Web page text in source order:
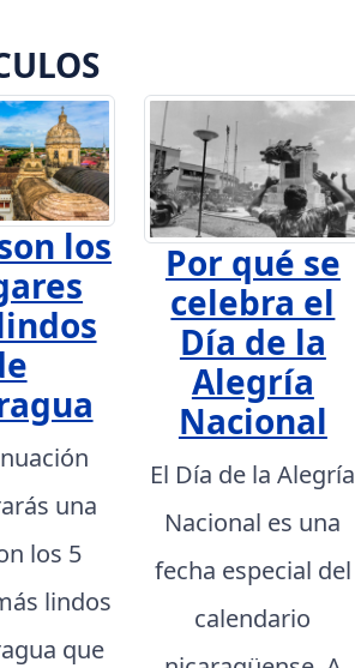
los
una
los 5
lindos
que
Por qué se
celebra el
Día de la
Alegría
Nacional
El Día de la Alegría
Nacional es una
fecha especial del
calendario